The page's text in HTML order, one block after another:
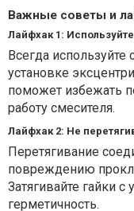
Важные советы и
Лайфхак 1:
Всегда
установке
поможет избежать
работу смесителя.
Лайфхак 2: Не
Перетягивание
повреждению
Затягивайте гайки
герметичность.